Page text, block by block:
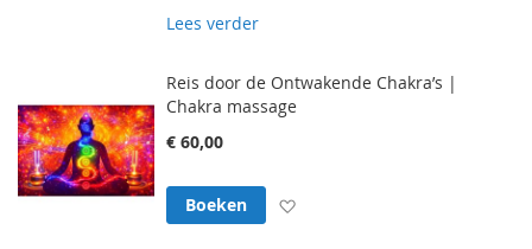
Lees verder
Reis door de Ontwakende Chakra’s |
Chakra massage
€ 60,00
Boeken